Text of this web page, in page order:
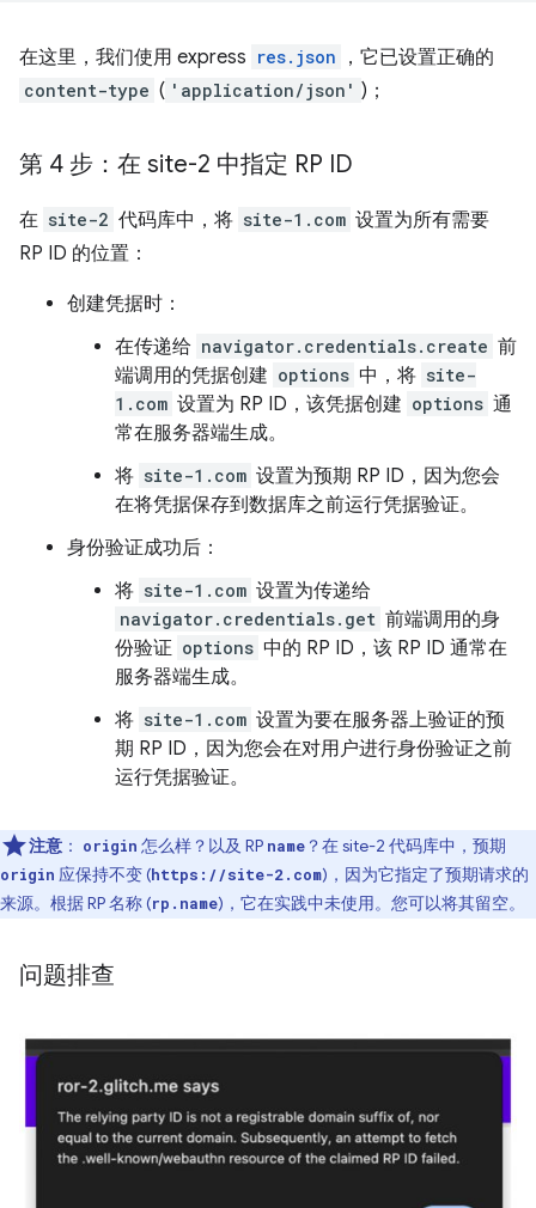
在这里，我们使用 express res.json ，它已设置正确的
content-type ( 'application/json' )；
第 4 步：在 site-2 中指定 RP ID
在 site-2 代码库中，将 site-1.com 设置为所有需要
RP ID 的位置：
创建凭据时：
在传递给 navigator.credentials.create 前
端调用的凭据创建 options 中，将 site-
1.com 设置为 RP ID，该凭据创建 options 通
常在服务器端生成。
将 site-1.com 设置为预期 RP ID，因为您会
在将凭据保存到数据库之前运行凭据验证。
身份验证成功后：
将 site-1.com 设置为传递给
navigator.credentials.get 前端调用的身
份验证 options 中的 RP ID，该 RP ID 通常在
服务器端生成。
将 site-1.com 设置为要在服务器上验证的预
期 RP ID，因为您会在对用户进行身份验证之前
运行凭据验证。
注意 ： origin 怎么样？以及 RP name ？在 site-2 代码库中，预期
origin 应保持不变 (https://site-2.com)，因为它指定了预期请求的
来源。根据 RP 名称 (rp.name)，它在实践中未使用。您可以将其留空。
问题排查